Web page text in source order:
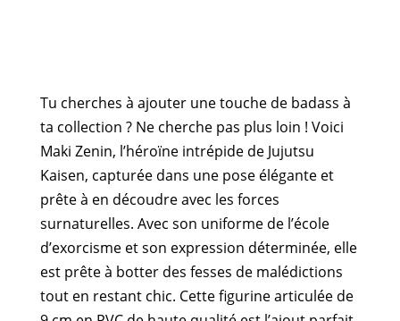
Tu cherches à ajouter une touche de badass à
ta collection ? Ne cherche pas plus loin ! Voici
Maki Zenin, l’héroïne intrépide de Jujutsu
Kaisen, capturée dans une pose élégante et
prête à en découdre avec les forces
surnaturelles. Avec son uniforme de l’école
d’exorcisme et son expression déterminée, elle
est prête à botter des fesses de malédictions
tout en restant chic. Cette figurine articulée de